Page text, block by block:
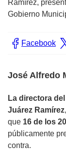
Ramírez,
Gobierno
Facebook
José Alfredo
La directora
Juárez Ramírez
que 16 de los
públicamente
contra.